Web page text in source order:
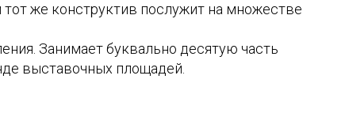
тот же конструктив послужит на множестве
Занимает буквально десятую часть
выставочных площадей.